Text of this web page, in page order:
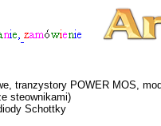
tranzystory POWER MOS,
steownikami)
Schottky